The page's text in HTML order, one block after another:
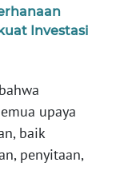
Investasi
upaya
baik
penyitaan,